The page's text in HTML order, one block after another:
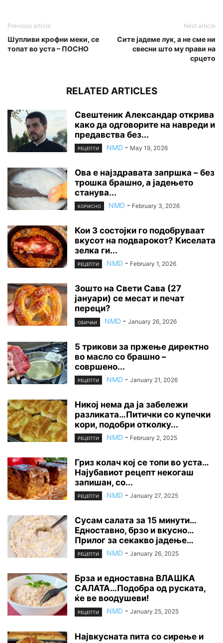
Previous article
Шупливи крофни меки, се
топат во уста – ПОСНО
Next article
Сите јадеме лук, а не сме ни
свесни што му прави на
срцето
RELATED ARTICLES
Свештеник Александар открива
како да одговорите на навреди и
предавства без...
РЕЦЕПТИ NMD - May 19, 2026
Ова е најздравата запршка – без
трошка брашно, а јадењето
станува...
КОРИСНО NMD - February 3, 2026
Кои 3 состојки го подобруваат
вкусот на подварокот? Киселата
зелка ги...
РЕЦЕПТИ NMD - February 1, 2026
Зошто на Свети Сава (27
јануари) се месат и печат
переци?
ОБИЧАИ NMD - January 26, 2026
5 трикови за пржење директно
во масло со брашно –
совршено...
РЕЦЕПТИ NMD - January 21, 2026
Никој нема да ја забележи
разликата…Питички со купечки
кори, подобри отколку...
РЕЦЕПТИ NMD - February 2, 2025
Гриз колач кој се топи во уста…
Најубавиот рецепт некогаш
запишан, со...
РЕЦЕПТИ NMD - January 27, 2025
Сусам салата за 15 минути…
Едноставно, брзо и вкусно…
Прилог за секакво јадење…
РЕЦЕПТИ NMD - January 26, 2025
Брза и едноставна ВЛАШКА
САЛАТА…Подобра од руската,
ќе ве воодушеви!
РЕЦЕПТИ NMD - January 25, 2025
Највкусната пита со сирење и